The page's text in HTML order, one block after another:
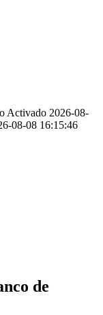
Activado 2026-08-
08-08 16:15:46
de